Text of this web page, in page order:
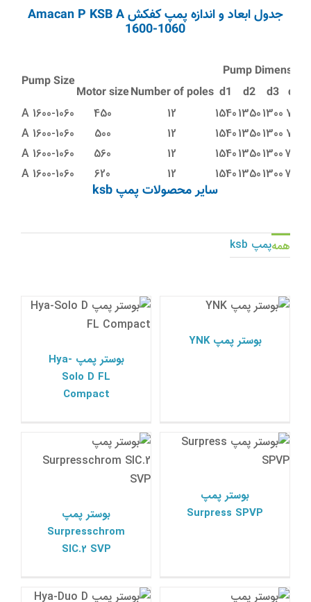
جدول ابعاد و اندازه پمپ کفکش Amacan P KSB A
1600-1060
Pump Size
Pump
Motor sizeNumber of poles d1 d2 d3 d4
A 1600-1060
450 12 154013501300 760
A 1600-1060
500 12 154013501300 760
A 1600-1060
560 12 154013501300775
A 1600-1060
620 12 154013501300775
سایر محصولات پمپ ksb
همهپمپ ksb
پمپ ksb
بوستر پمپ YNK
پمپ ksb
بوستر پمپ Hya-
Solo D FL
Compact
پمپ ksb
بوستر پمپ
Surpress SPVP
بوستر پمپ
پمپ ksb
بوستر پمپ
Surpresschrom
SIC.2 SVP